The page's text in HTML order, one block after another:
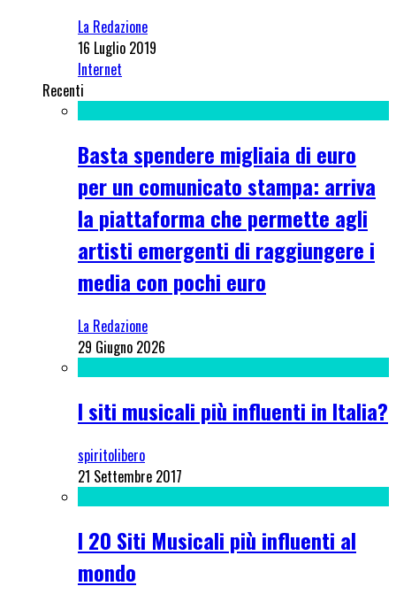
La Redazione
16 Luglio 2019
Internet
Recenti
Basta spendere migliaia di euro
per un comunicato stampa: arriva
la piattaforma che permette agli
artisti emergenti di raggiungere i
media con pochi euro
La Redazione
29 Giugno 2026
I siti musicali più influenti in Italia?
spiritolibero
21 Settembre 2017
I 20 Siti Musicali più influenti al
mondo